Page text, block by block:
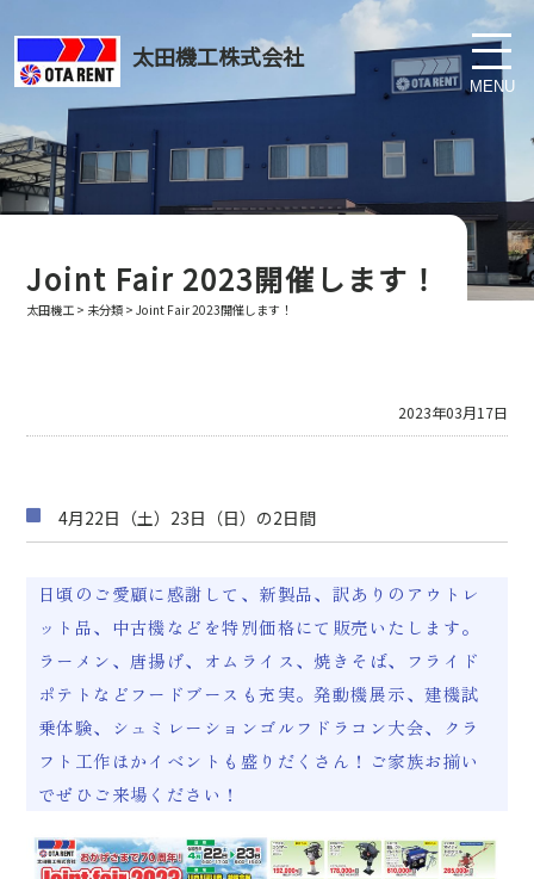
太田機工株式会社
Joint Fair 2023開催します！
太田機工 > 未分類 >Joint Fair 2023開催します！
2023年03月17日
4月22日（土）23日（日）の2日間
日頃のご愛顧に感謝して、新製品、訳ありのアウトレ
ット品、中古機などを特別価格にて販売いたします。
ラーメン、唐揚げ、オムライス、焼きそば、フライド
ポテトなどフードブースも充実。発動機展示、建機試
乗体験、シュミレーションゴルフドラコン大会、クラ
フト工作ほかイベントも盛りだくさん！ご家族お揃い
でぜひご来場ください！